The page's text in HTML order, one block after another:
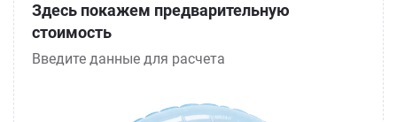
Здесь покажем предварительную
стоимость
Введите данные для расчета